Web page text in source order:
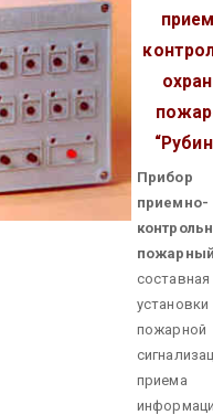
Прибор
приемно-
составная
установки
пожарной
приема